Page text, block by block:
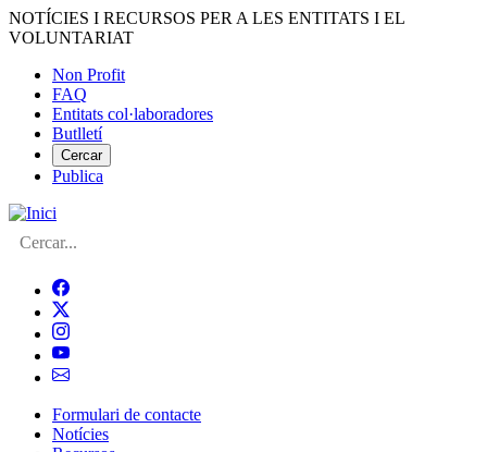
Vés
al
NOTÍCIES I RECURSOS PER A LES ENTITATS I EL
VOLUNTARIAT
Menú
del
compte
d'usuari
Non Profit
FAQ
Entitats col·laboradores
Butlletí
Cercar
Publica
Cerca
Navegació
Formulari de contacte
Notícies